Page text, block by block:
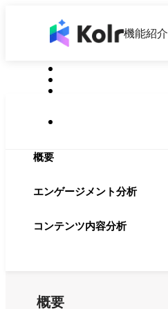
機能紹介
概要
エンゲージメント分析
コンテンツ内容分析
概要